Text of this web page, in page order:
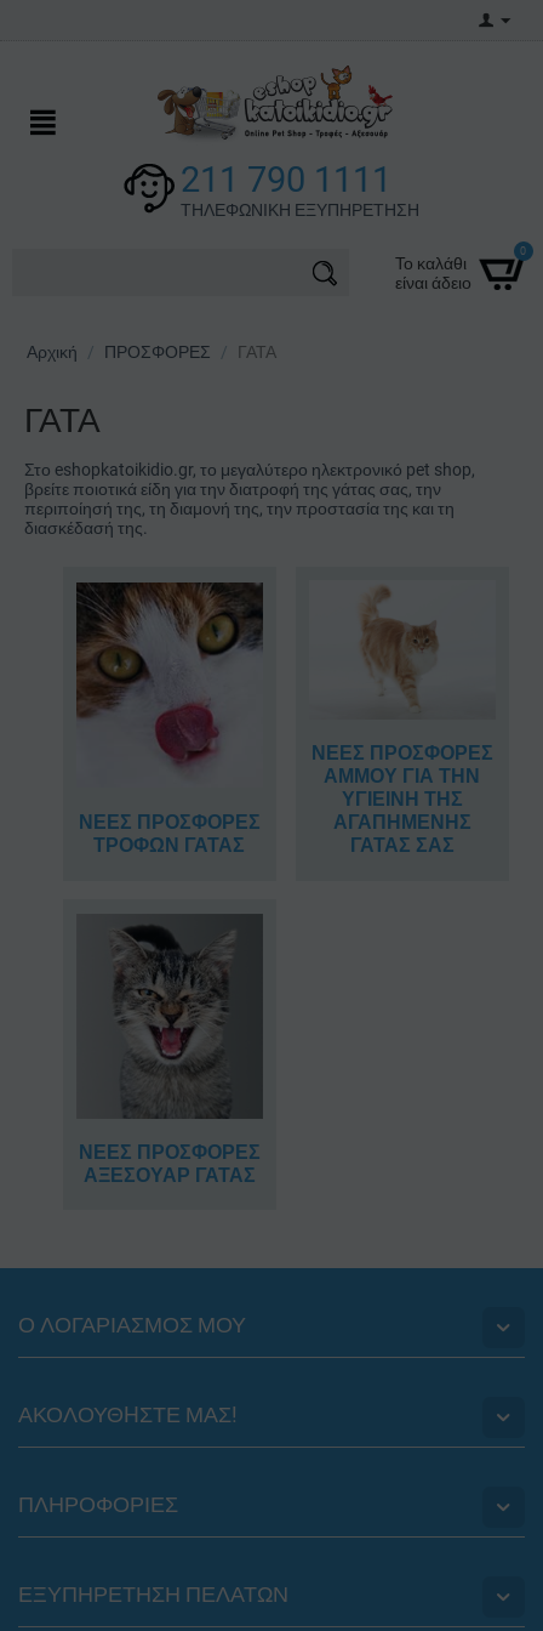
211 790 1111
ΤΗΛΕΦΩΝΙΚΗ ΕΞΥΠΗΡΕΤΗΣΗ
Το καλάθι
είναι άδειο
0
Αρχική / ΠΡΟΣΦΟΡΕΣ / ΓΑΤΑ
ΓΑΤΑ
Στο eshopkatoikidio.gr, το μεγαλύτερο ηλεκτρονικό pet shop,
βρείτε ποιοτικά είδη για την διατροφή της γάτας σας, την
περιποίησή της, τη διαμονή της, την προστασία της και τη
διασκέδασή της.
ΝΕΕΣ ΠΡΟΣΦΟΡΕΣ
ΤΡΟΦΩΝ ΓΑΤΑΣ
ΝΕΕΣ ΠΡΟΣΦΟΡΕΣ
ΑΜΜΟΥ ΓΙΑ ΤΗΝ
ΥΓΙΕΙΝΗ ΤΗΣ
ΑΓΑΠΗΜΕΝΗΣ
ΓΑΤΑΣ ΣΑΣ
ΝΕΕΣ ΠΡΟΣΦΟΡΕΣ
ΑΞΕΣΟΥΑΡ ΓΑΤΑΣ
Ο ΛΟΓΑΡΙΑΣΜΟΣ ΜΟΥ
ΑΚΟΛΟΥΘHΣΤΕ ΜΑΣ!
ΠΛΗΡΟΦΟΡΙΕΣ
ΕΞΥΠΗΡΕΤΗΣΗ ΠΕΛΑΤΩΝ